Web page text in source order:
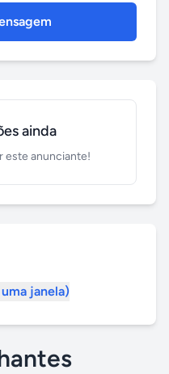
ainda
este anunciante!
janela)